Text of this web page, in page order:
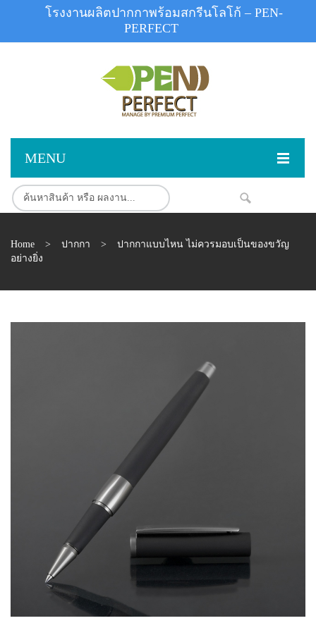
MENU
หน้าแรก
ปากกาพลาสติก
ปากกา Quantum NEW
ถุงผ้า กระเป๋าผ้า
สมุดโน้ต และอื่นๆ
Gift Set
สินค้าสต็อก
Home > ปากกา >
ปากกาแบบไหน ไม่ควรมอบเป็นของขวัญ
อย่างยิ่ง
โรงงานผลิตปากกาพร้อมสกรีนโลโก้ – PEN-
PERFECT